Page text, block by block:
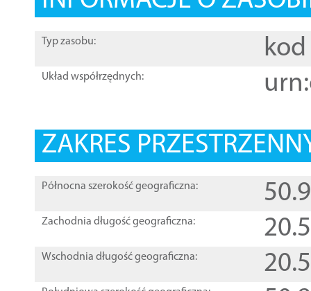
Typ zasobu: kod
Układ współrzędnych:
ZAKRES
Północna szerokość geograficzna:
Zachodnia długość geograficzna:
Wschodnia długość geograficzna: